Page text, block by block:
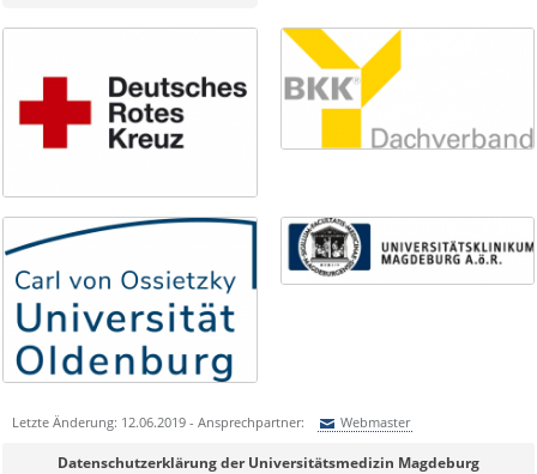
Letzte Änderung: 12.06.2019 - Ansprechpartner: Webmaster
Sie können eine Nachricht versenden an:Webmaster
Datenschutzerklärung der Universitätsmedizin Magdeburg